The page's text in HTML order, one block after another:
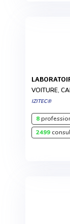
VOITURE,
IZITEC®
8
2499